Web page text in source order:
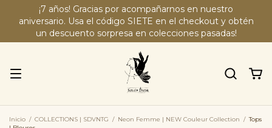
¡7 años! Gracias por acompañarnos en nuestro
aniversario. Usa el código SIETE en el checkout y obtén
un descuento sorpresa en colecciones pasadas!
Inicio / COLLECTIONS | SDVNTG / Neon Femme | NEW Couleur Collection / Tops